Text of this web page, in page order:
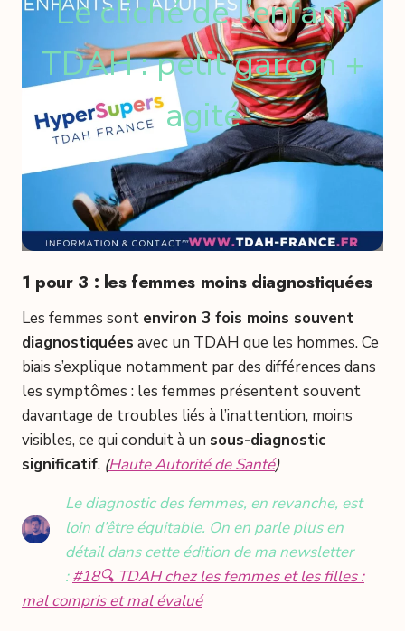
Le cliché de l’enfant
TDAH : petit garçon +
agité
1 pour 3 : les femmes moins diagnostiquées
Les femmes sont environ 3 fois moins souvent
diagnostiquées avec un TDAH que les hommes. Ce
biais s’explique notamment par des différences dans
les symptômes : les femmes présentent souvent
davantage de troubles liés à l’inattention, moins
visibles, ce qui conduit à un sous-diagnostic
significatif. (Haute Autorité de Santé)
Le diagnostic des femmes, en revanche, est
loin d’être équitable. On en parle plus en
détail dans cette édition de ma newsletter
:#18🔍 TDAH chez les femmes et les filles :
mal compris et mal évalué